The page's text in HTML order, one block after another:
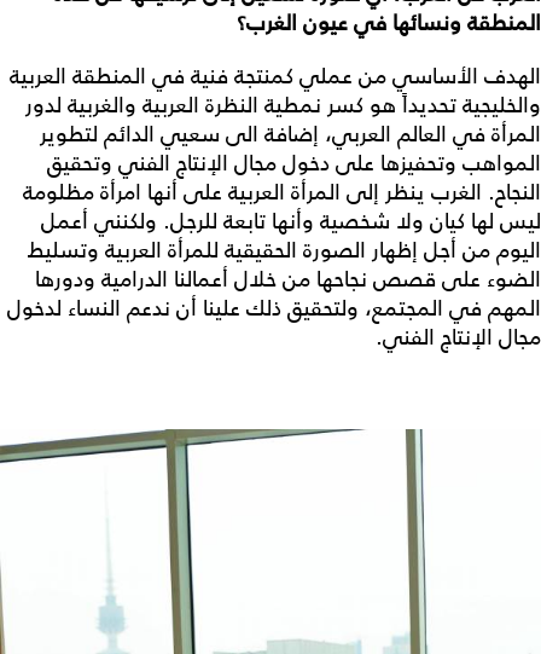
المنطقة ونسائها في عيون الغرب؟
الهدف الأساسي من عملي كمنتجة فنية في المنطقة العربية
والخليجية تحديداً هو كسر نمطية النظرة العربية والغربية لدور
المرأة في العالم العربي، إضافة الى سعيي الدائم لتطوير
المواهب وتحفيزها على دخول مجال الإنتاج الفني وتحقيق
النجاح. الغرب ينظر إلى المرأة العربية على أنها امرأة مظلومة
ليس لها كيان ولا شخصية وأنها تابعة للرجل. ولكنني أعمل
اليوم من أجل إظهار الصورة الحقيقية للمرأة العربية وتسليط
الضوء على قصص نجاحها من خلال أعمالنا الدرامية ودورها
المهم في المجتمع، ولتحقيق ذلك علينا أن ندعم النساء لدخول
مجال الإنتاج الفني.